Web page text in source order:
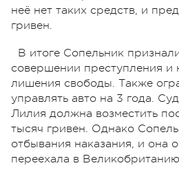
неё нет таких средств, и
гривен.
В итоге Сопельник
совершении преступления и
лишения свободы. Также
управлять авто на 3 года.
Лилия должна возместить
тысяч гривен. Однако
отбывания наказания, и она
переехала в